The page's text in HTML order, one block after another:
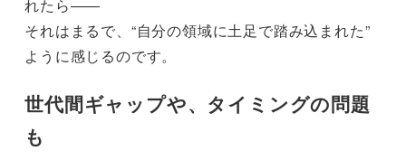
れたら――
それはまるで、“自分の領域に土足で踏み込まれた”
ように感じるのです。
世代間ギャップや、タイミングの問題
も